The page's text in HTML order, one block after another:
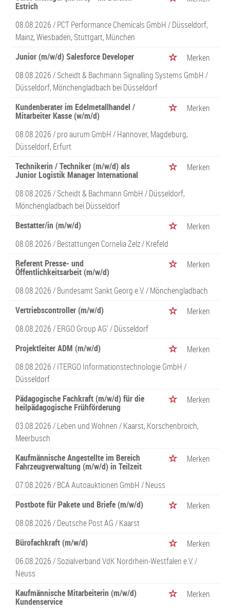
Estrich
08.08.2026 /PCT Performance Chemicals GmbH/ Düsseldorf,
Mainz, Wiesbaden, Stuttgart, München
Junior (m/w/d) Salesforce Developer
Merken
08.08.2026 /Scheidt & Bachmann Signalling Systems GmbH/
Düsseldorf, Mönchengladbach bei Düsseldorf
Kundenberater im Edelmetallhandel /
Mitarbeiter Kasse (w/m/d)
Merken
08.08.2026 /pro aurum GmbH/ Hannover, Magdeburg,
Düsseldorf, Erfurt
Technikerin / Techniker (m/w/d) als
Junior Logistik Manager International
Merken
08.08.2026 /Scheidt & Bachmann GmbH/ Düsseldorf,
Mönchengladbach bei Düsseldorf
Bestatter/in (m/w/d)
Merken
08.08.2026 /Bestattungen Cornelia Zelz/ Krefeld
Referent Presse- und
Öffentlichkeitsarbeit (m/w/d)
Merken
08.08.2026 /Bundesamt Sankt Georg e.V./ Mönchengladbach
Vertriebscontroller (m/w/d)
Merken
08.08.2026 /ERGO Group AG'/ Düsseldorf
Projektleiter ADM (m/w/d)
Merken
08.08.2026 /ITERGO Informationstechnologie GmbH/
Düsseldorf
Pädagogische Fachkraft (m/w/d) für die
heilpädagogische Frühförderung
Merken
03.08.2026 /Leben und Wohnen/ Kaarst, Korschenbroich,
Meerbusch
Kaufmännische Angestellte im Bereich
Fahrzeugverwaltung (m/w/d) in Teilzeit
Merken
07.08.2026 /BCA Autoauktionen GmbH/ Neuss
Postbote für Pakete und Briefe (m/w/d)
Merken
08.08.2026 /Deutsche Post AG/ Kaarst
Bürofachkraft (m/w/d)
Merken
06.08.2026 /Sozialverband VdK Nordrhein-Westfalen e.V./
Neuss
Kaufmännische Mitarbeiterin (m/w/d)
Kundenservice
Merken